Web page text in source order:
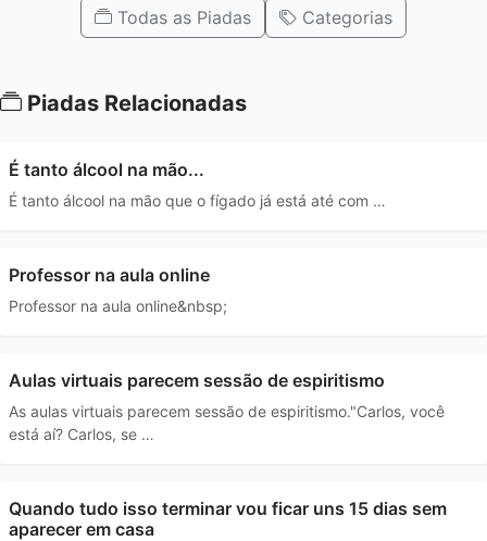
Todas as Piadas Categorias
Piadas Relacionadas
É tanto álcool na mão...
É tanto álcool na mão que o fígado já está até com …
Professor na aula online
Professor na aula online&nbsp;
Aulas virtuais parecem sessão de espiritismo
As aulas virtuais parecem sessão de espiritismo."Carlos, você
está aí? Carlos, se …
Quando tudo isso terminar vou ficar uns 15 dias sem
aparecer em casa